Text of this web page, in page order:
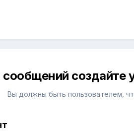
создайте
Вы должны быть пользователем,